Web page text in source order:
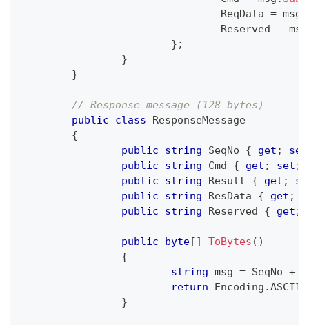
				ReqData
= msg
				Reserved
= msg
} ;
}
}
// Response message (128 bytes)
public
class
ResponseMessage
{
public
string SeqNo { get ; set
public
string Cmd { get ; set ;
public
string Result { get ;
public
string ResData { get ;
public
string Reserved { get ;
public byte[ ] ToBytes ( )
{
string msg = SeqNo +
return Encoding .ASCII
}